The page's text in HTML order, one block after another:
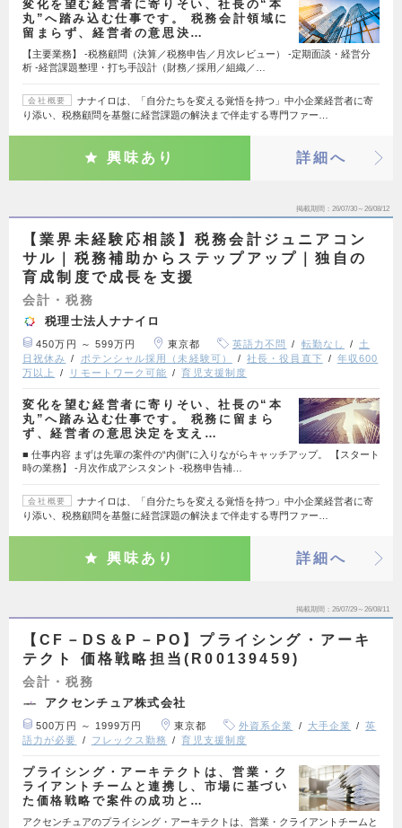
変化を望む経営者に寄りそい、社長の“本
丸”へ踏み込む仕事です。 税務会計領域に
留まらず、経営者の意思決…
【主要業務】 -税務顧問（決算／税務申告／月次レビュー） -定期面談・経営分
析 -経営課題整理・打ち手設計（財務／採用／組織／…
会社概要
ナナイロは、「自分たちを変える覚悟を持つ」中小企業経営者に寄
り添い、税務顧問を基盤に経営課題の解決まで伴走する専門ファー…
興味あり 詳細へ
掲載期間 26/07/30～26/08/12
【業界未経験応相談】税務会計ジュニアコン
サル｜税務補助からステップアップ｜独自の
育成制度で成長を支援
会計・税務
税理士法人ナナイロ
450万円 ～ 599万円 東京都 英語力不問 転勤なし
土
日祝休み
ポテンシャル採用（未経験可） 社長・役員直下
年収600
万以上
リモートワーク可能 育児支援制度
変化を望む経営者に寄りそい、社長の“本
丸”へ踏み込む仕事です。 税務に留まら
ず、経営者の意思決定を支え…
■ 仕事内容 まずは先輩の案件の“内側”に入りながらキャッチアップ。 【スタート
時の業務】 -月次作成アシスタント -税務申告補…
会社概要
ナナイロは、「自分たちを変える覚悟を持つ」中小企業経営者に寄
り添い、税務顧問を基盤に経営課題の解決まで伴走する専門ファー…
興味あり 詳細へ
掲載期間 26/07/29～26/08/11
【CF－DS＆P－PO】プライシング・アーキ
テクト 価格戦略担当(R00139459)
会計・税務
アクセンチュア株式会社
500万円 ～ 1999万円 東京都 外資系企業 大手企業
英
語力が必要
フレックス勤務 育児支援制度
プライシング・アーキテクトは、営業・ク
ライアントチームと連携し、市場に基づい
た価格戦略で案件の成功と…
アクセンチュアのプライシング・アーキテクトは、営業・クライアントチームと